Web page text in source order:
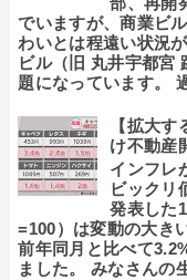
でいますが、商業ビ
わいとは程遠い状況
ビル（旧 丸井宇都宮
題になっています。
【拡大
け不動産
インフレ
ビックリ
発表した
=100）は変動の大き
前年同月と比べて
ました。 みなさんの